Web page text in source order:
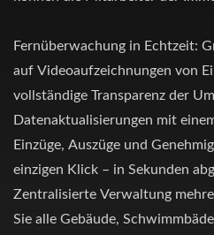
Fernüberwachung in Echtzeit:
auf Videoaufzeichnungen von
vollständige Transparenz der
Datenaktualisierungen mit
Einzüge, Auszüge und
einzigen Klick – in Sekunden
Zentralisierte Verwaltung
Sie alle Gebäude,